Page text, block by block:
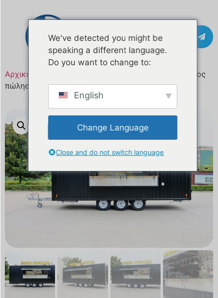
Επικοινωνία
Αρχική σελίδα
/ 18ft Mobile Food Truck προς
πώληση στην Αυστραλία
We've detected you might be
speaking a different language.
Do you want to change to:
English
Change Language
Close and do not switch language